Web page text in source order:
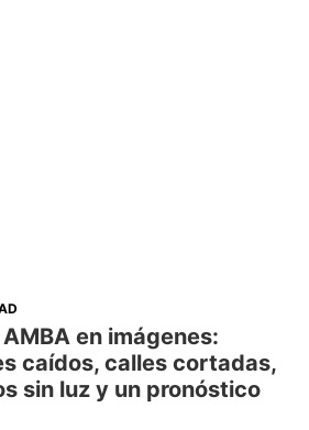
en imágenes:
caídos, calles cortadas,
sin luz y un pronóstico